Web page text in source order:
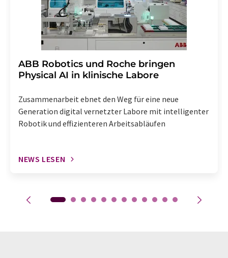
​​​​​​​ABB Robotics und Roche bringen
Physical AI in klinische Labore
Zusammenarbeit ebnet den Weg für eine neue
Generation digital vernetzter Labore mit intelligenter
Robotik und effizienteren Arbeitsabläufen
NEWS LESEN